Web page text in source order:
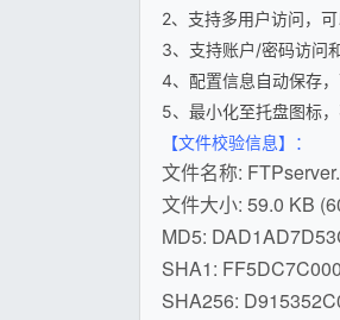
2、支持多用户访问，可
3、支持账户/密码访问
4、配置信息自动保存
5、最小化至托盘图标，
【文件校验信息】：
文件名称:
文件大小: 59.0 KB
MD5:
SHA1:
SHA256: